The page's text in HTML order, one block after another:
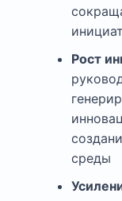
Рост
среды